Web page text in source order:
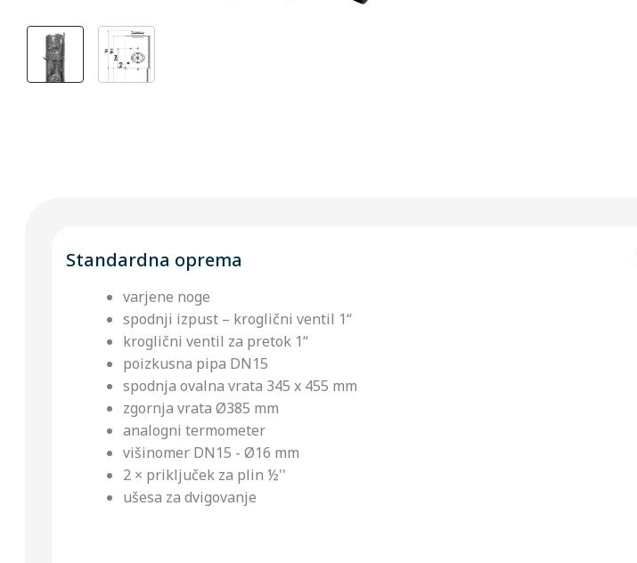
Standardna oprema
varjene noge
spodnji izpust – kroglični ventil 1“
kroglični ventil za pretok 1“
poizkusna pipa DN15
spodnja ovalna vrata 345 x 455 mm
zgornja vrata Ø385 mm
analogni termometer
višinomer DN15 - Ø16 mm
2 × priključek za plin ½''
ušesa za dvigovanje